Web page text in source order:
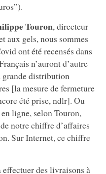
Touron, directeur
aux gels, nous sommes
ont été recensés dans
n’auront d’autre
grande distribution
[la mesure de fermeture
été prise, ndlr]. Ou
ligne, selon Touron,
notre chiffre d’affaires
Sur Internet, ce chiffre
effectuer des livraisons à